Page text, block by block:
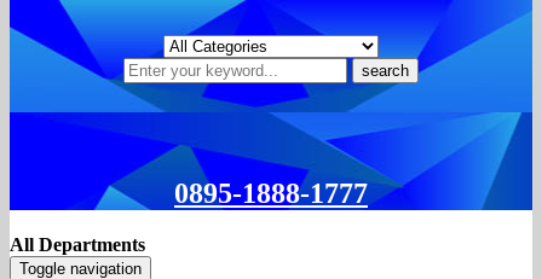
search
0895-1888-1777
All Departments
Toggle navigation